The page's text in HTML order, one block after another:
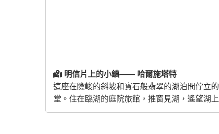
明信片上的小鎮—— 哈爾施塔特
這座在險峻的斜坡和寶石般翡翠的湖泊間佇立
堂。住在臨湖的庭院旅館，推窗見湖，遙望湖